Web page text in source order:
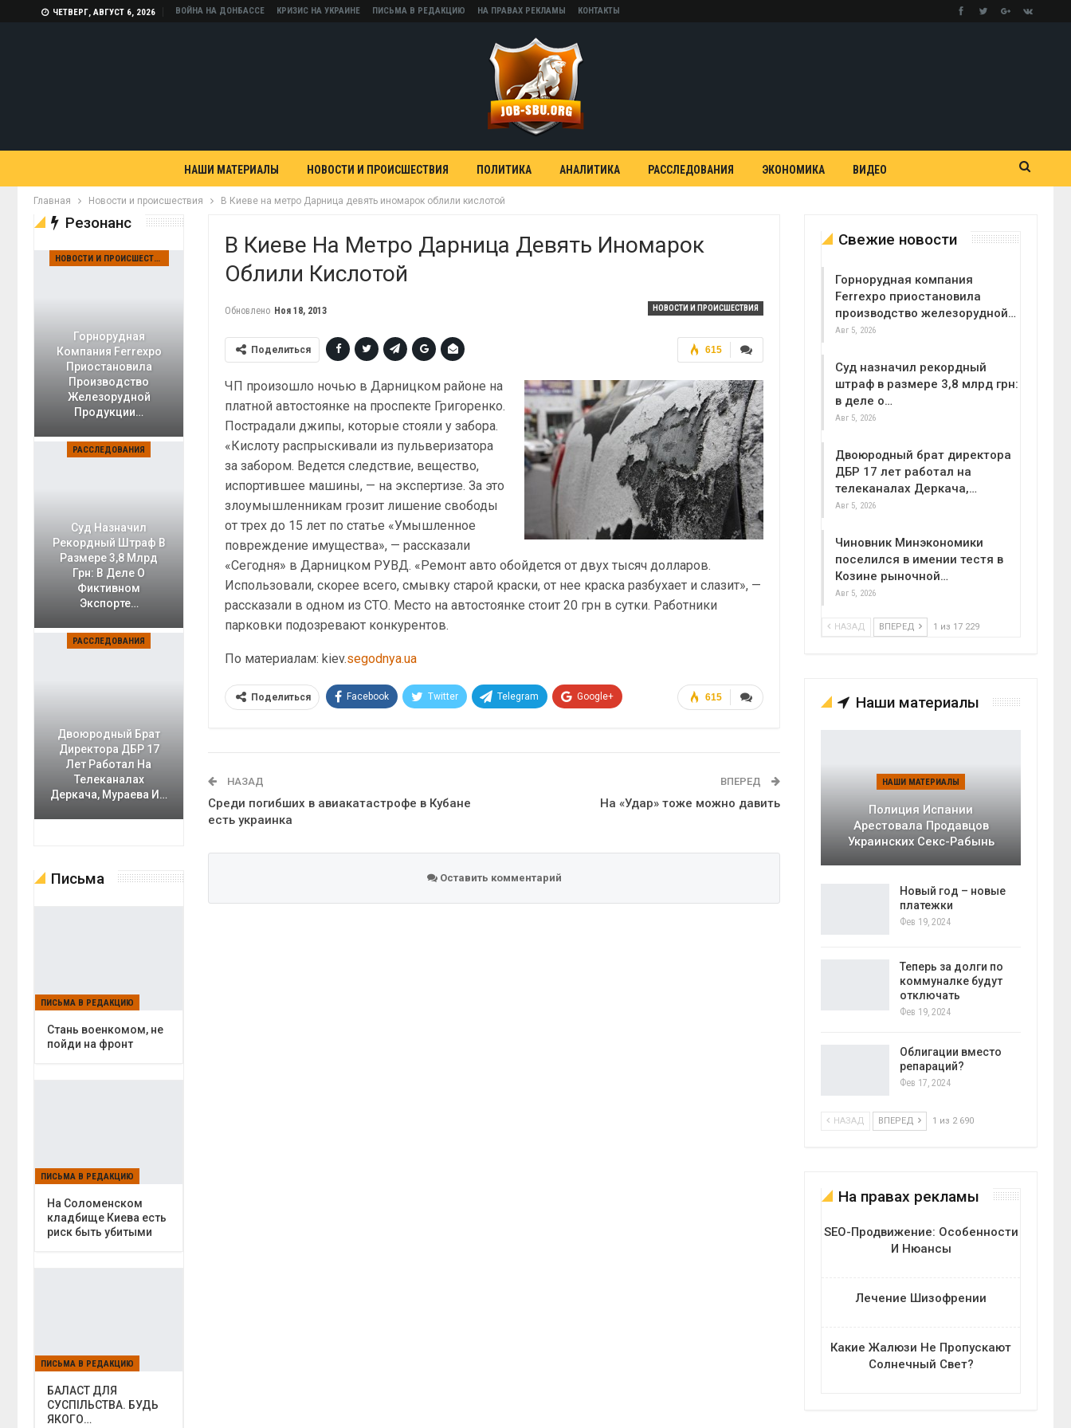
ЧЕТВЕРГ, АВГУСТ 6, 2026 ВОЙНА НА ДОНБАССЕ КРИЗИС НА УКРАИНЕ ПИСЬМА В РЕДАКЦИЮ НА ПРАВАХ РЕКЛАМЫ КОНТАКТЫ
НАШИ МАТЕРИАЛЫ НОВОСТИ И ПРОИСШЕСТВИЯ ПОЛИТИКА АНАЛИТИКА РАССЛЕДОВАНИЯ ЭКОНОМИКА ВИДЕО
Главная Новости и происшествия В Киеве на метро Дарница девять иномарок облили кислотой
В Киеве На Метро Дарница Девять Иномарок
Облили Кислотой
НОВОСТИ И ПРОИСШЕСТВИЯ
Обновлено Ноя 18, 2013
615
Поделиться
ЧП произошло ночью в Дарницком районе на
платной автостоянке на проспекте Григоренко.
Пострадали джипы, которые стояли у забора.
«Кислоту распрыскивали из пульверизатора
за забором. Ведется следствие, вещество,
испортившее машины, — на экспертизе. За это
злоумышленникам грозит лишение свободы
от трех до 15 лет по статье «Умышленное
повреждение имущества», — рассказали
«Сегодня» в Дарницком РУВД. «Ремонт авто обойдется от двух тысяч долларов.
Использовали, скорее всего, смывку старой краски, от нее краска разбухает и слазит», —
рассказали в одном из СТО. Место на автостоянке стоит 20 грн в сутки. Работники
парковки подозревают конкурентов.
По материалам: kiev.segodnya.ua
615
Поделиться Facebook Twitter Telegram Google+
НАЗАД
Среди погибших в авиакатастрофе в Кубане
есть украинка
ВПЕРЕД
На «Удар» тоже можно давить
Оставить комментарий
Свежие новости
Горнорудная компания
Ferrexpo приостановила
производство железорудной…
Авг 5, 2026
Суд назначил рекордный
штраф в размере 3,8 млрд грн:
в деле о…
Авг 5, 2026
Двоюродный брат директора
ДБР 17 лет работал на
телеканалах Деркача,…
Авг 5, 2026
Чиновник Минэкономики
поселился в имении тестя в
Козине рыночной…
Авг 5, 2026
НАЗАД ВПЕРЕД 1 из 17 229
Наши материалы
НАШИ МАТЕРИАЛЫ
Полиция Испании
Арестовала Продавцов
Украинских Секс-Рабынь
Новый год – новые
платежки
Фев 19, 2024
Теперь за долги по
коммуналке будут
отключать
Фев 19, 2024
Облигации вместо
репараций?
Фев 17, 2024
НАЗАД ВПЕРЕД 1 из 2 690
На правах рекламы
SEO-Продвижение: Особенности
И Нюансы
Лечение Шизофрении
Какие Жалюзи Не Пропускают
Солнечный Свет?
Резонанс
НОВОСТИ И ПРОИСШЕСТВИЯ
Горнорудная
Компания Ferrexpo
Приостановила
Производство
Железорудной
Продукции…
РАССЛЕДОВАНИЯ
Суд Назначил
Рекордный Штраф В
Размере 3,8 Млрд
Грн: В Деле О
Фиктивном
Экспорте…
РАССЛЕДОВАНИЯ
Двоюродный Брат
Директора ДБР 17
Лет Работал На
Телеканалах
Деркача, Мураева И…
Письма
ПИСЬМА В РЕДАКЦИЮ
Cтань военкомом, не
пойди на фронт
ПИСЬМА В РЕДАКЦИЮ
На Соломенском
кладбище Киева есть
риск быть убитыми
ПИСЬМА В РЕДАКЦИЮ
БАЛАСТ ДЛЯ
СУСПІЛЬСТВА. БУДЬ
ЯКОГО…